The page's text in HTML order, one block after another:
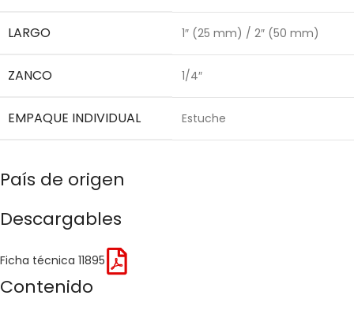
LARGO 1″ (25 mm) / 2″ (50 mm)
ZANCO 1/4″
EMPAQUE INDIVIDUAL Estuche
País de origen
Descargables
Ficha técnica 11895
Contenido